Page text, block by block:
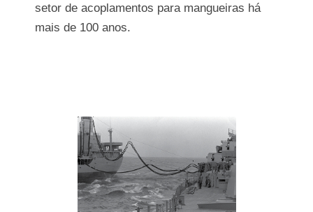
setor de acoplamentos para mangueiras há
mais de 100 anos.